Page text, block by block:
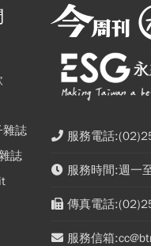
雜誌
誌
服務電話
服務時間:週一
傳真電話
服務信箱